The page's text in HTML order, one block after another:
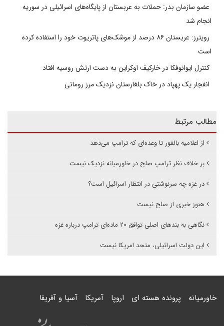
عضو سازمان بدر: حملات به عربستان از پایگاه‌های اسرائیلی در سوریه
انجام شد
رویترز: عربستان ۸۶ درصد از موشک‌های پاتریوت خود را استفاده کرده
است
کنترل ایوانوفکا در خارکیف اوکراین به دست ارتش روسیه افتاد
انفجار یک پهپاد در خاک بلغارستان نزدیک مرز رومانی
مطالب مرتبط
از اعلامیه بالفور تا وعده‌ای که ترامپ می‌دهد
بر خلاف نظر ترامپ صلح در خاورمیانه نزدیک نیست
در غزه چه سرنوشتی در انتظار اسرائیل است؟
هنوز خبری از صلح نیست
نگاهی به بندهای اصلی توافق ۲۰ ماده‌ای ترامپ درباره غزه
این دولت اسرائیلی، متحد امریکا نیست
خاورمیانه پرونده هسته ای اروپا آمریکا آسیا و آفریقا